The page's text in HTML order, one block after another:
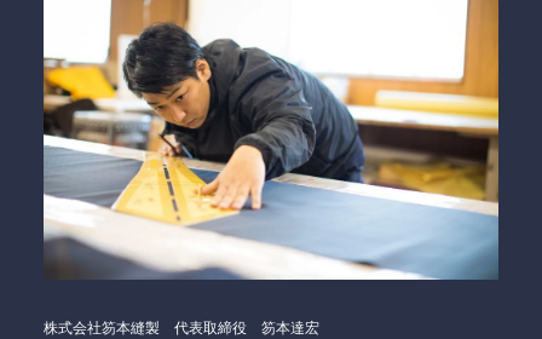
株式会社笏本縫製 代表取締役 笏本達宏